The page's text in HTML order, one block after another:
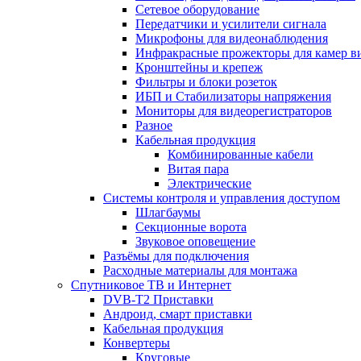
Сетевое оборудование
Передатчики и усилители сигнала
Микрофоны для видеонаблюдения
Инфракрасные прожекторы для камер
Кронштейны и крепеж
Фильтры и блоки розеток
ИБП и Стабилизаторы напряжения
Мониторы для видеорегистраторов
Разное
Кабельная продукция
Комбинированные кабели
Витая пара
Электрические
Системы контроля и управления доступом
Шлагбаумы
Секционные ворота
Звуковое оповещение
Разъёмы для подключения
Расходные материалы для монтажа
Спутниковое ТВ и Интернет
DVB-Т2 Приставки
Андроид, смарт приставки
Кабельная продукция
Конвертеры
Круговые